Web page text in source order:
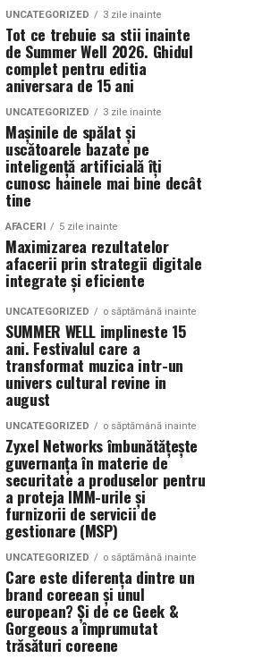
UNCATEGORIZED 3 zile inainte
Tot ce trebuie sa stii inainte
de Summer Well 2026. Ghidul
complet pentru editia
aniversara de 15 ani
UNCATEGORIZED 3 zile inainte
Mașinile de spălat și
uscătoarele bazate pe
inteligență artificială îți
cunosc hainele mai bine decât
tine
AFACERI 5 zile inainte
Maximizarea rezultatelor
afacerii prin strategii digitale
integrate și eficiente
UNCATEGORIZED o săptămână inainte
SUMMER WELL implineste 15
ani. Festivalul care a
transformat muzica intr-un
univers cultural revine in
august
UNCATEGORIZED o săptămână inainte
Zyxel Networks îmbunătățește
guvernanța în materie de
securitate a produselor pentru
a proteja IMM-urile și
furnizorii de servicii de
gestionare (MSP)
UNCATEGORIZED o săptămână inainte
Care este diferența dintre un
brand coreean și unul
european? Și de ce Geek &
Gorgeous a împrumutat
trăsături coreene